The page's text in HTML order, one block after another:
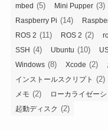
mbed (5) Mini Pupper (3)
Raspberry Pi (14)
ROS 2 (11) ROS 2 (2)
SSH (4) Ubuntu (10)
Windows (8) Xcode (2)
インストールスクリプト (2)
メモ (2) ローカライゼーシ
起動ディスク (2)